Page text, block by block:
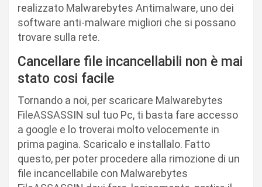
realizzato Malwarebytes Antimalware, uno dei
software anti-malware migliori che si possano
trovare sulla rete.
Cancellare file incancellabili non è mai
stato cosi facile
Tornando a noi, per scaricare Malwarebytes
FileASSASSIN sul tuo Pc, ti basta fare accesso
a google e lo troverai molto velocemente in
prima pagina. Scaricalo e installalo. Fatto
questo, per poter procedere alla rimozione di un
file incancellabile con Malwarebytes